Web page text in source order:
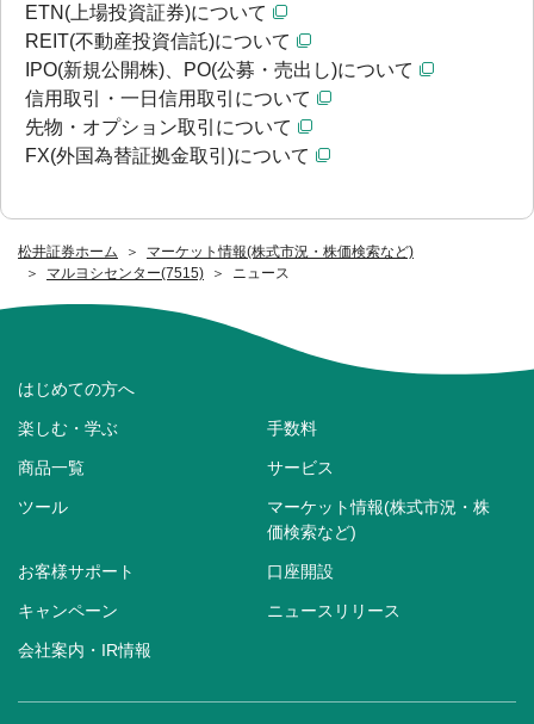
松井証券ホーム
マーケット情報(株式市況・株価検索など)
マルヨシセンター(7515)
ニュース
ETN(上場投資証券)について
REIT(不動産投資信託)について
IPO(新規公開株)、PO(公募・売出し)について
信用取引・一日信用取引について
先物・オプション取引について
FX(外国為替証拠金取引)について
はじめての方へ
楽しむ・学ぶ 手数料
商品一覧 サービス
ツール
マーケット情報(株式市況・株
価検索など)
お客様サポート 口座開設
キャンペーン ニュースリリース
会社案内・IR情報